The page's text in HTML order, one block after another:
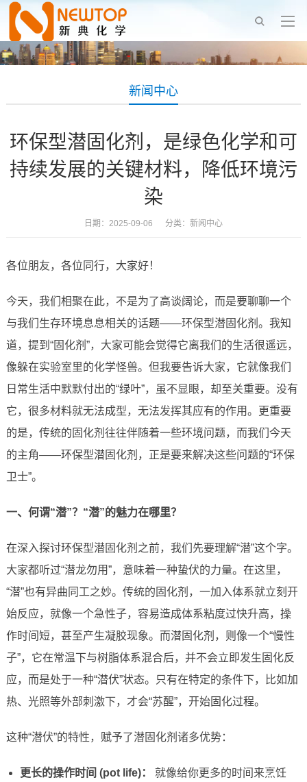
新闻中心
环保型潜固化剂，是绿色化学和可
持续发展的关键材料，降低环境污
染
日期：2025-09-06 分类： 新闻中心
各位朋友，各位同行，大家好！
今天，我们相聚在此，不是为了高谈阔论，而是要聊聊一个
与我们生存环境息息相关的话题——环保型潜固化剂。我知
道，提到“固化剂”，大家可能会觉得它离我们的生活很遥远，
像躲在实验室里的化学怪兽。但我要告诉大家，它就像我们
日常生活中默默付出的“绿叶”，虽不显眼，却至关重要。没有
它，很多材料就无法成型，无法发挥其应有的作用。更重要
的是，传统的固化剂往往伴随着一些环境问题，而我们今天
的主角——环保型潜固化剂，正是要来解决这些问题的“环保
卫士”。
一、何谓“潜”？“潜”的魅力在哪里？
在深入探讨环保型潜固化剂之前，我们先要理解“潜”这个字。
大家都听过“潜龙勿用”，意味着一种蛰伏的力量。在这里，
“潜”也有异曲同工之妙。传统的固化剂，一加入体系就立刻开
始反应，就像一个急性子，容易造成体系粘度过快升高，操
作时间短，甚至产生凝胶现象。而潜固化剂，则像一个“慢性
子”，它在常温下与树脂体系混合后，并不会立即发生固化反
应，而是处于一种“潜伏”状态。只有在特定的条件下，比如加
热、光照等外部刺激下，才会“苏醒”，开始固化过程。
这种“潜伏”的特性，赋予了潜固化剂诸多优势：
更长的操作时间 (pot life)：
就像给你更多的时间来烹饪